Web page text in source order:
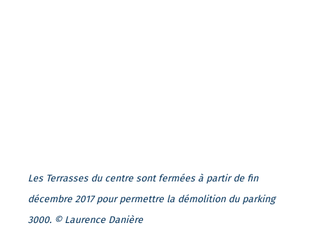
Les Terrasses du centre sont fermées à partir de fin
décembre 2017 pour permettre la démolition du parking
3000. © Laurence Danière